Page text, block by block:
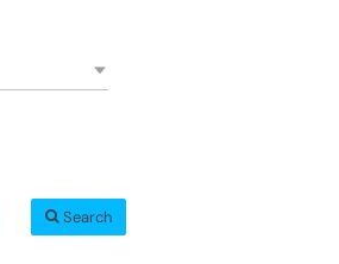
Search